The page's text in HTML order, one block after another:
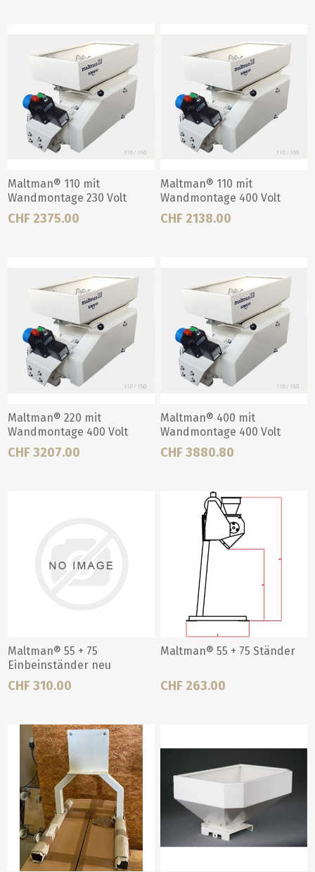
Maltman® 110 mit
Wandmontage 230 Volt
CHF 2375.00
Maltman® 110 mit
Wandmontage 400 Volt
CHF 2138.00
Maltman® 220 mit
Wandmontage 400 Volt
CHF 3207.00
Maltman® 400 mit
Wandmontage 400 Volt
CHF 3880.80
Maltman® 55 + 75
Einbeinständer neu
CHF 310.00
Maltman® 55 + 75 Ständer
CHF 263.00